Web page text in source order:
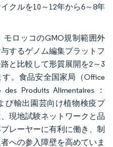
クルを10～12年から6～8年
ロッコのGMO規制範囲外
するゲノム編集プラットフ
と比較して形質展開を2～3
。食品安全国家局（Office
des Produits Alimentaires：
び輸出園芸向け植物検疫プ
現地試験ネットワークと品
レーヤーに有利に働き、制
への参入障壁を高めていま